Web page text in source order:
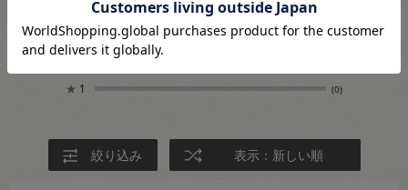
★ 3
★ 1 (0)
絞り込み 表示：新しい順